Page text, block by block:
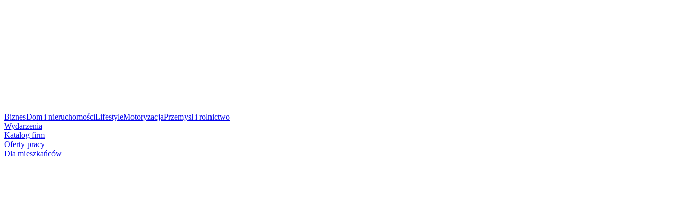
BiznesDom i nieruchomościLifestyleMotoryzacjaPrzemysł i rolnictwo
Wydarzenia
Katalog firm
Oferty pracy
Dla mieszkańców